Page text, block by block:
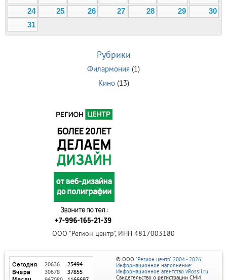
24
25 26 27 28 29
30
31
Рубрики
Филармония (1)
Кино(13)
ООО "Регион центр", ИНН 4817003180
© ООО "Регион центр" 2004 - 2026
Информационное наполнение:
Информационное агентство vRossii.ru
Свидетельство о регистрации СМИ